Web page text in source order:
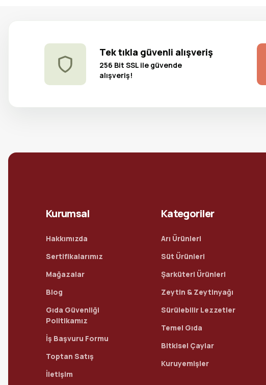
Tek tıkla güvenli alışveriş
256 Bit SSL ile güvende
alışveriş!
Kurumsal
Hakkımızda
Sertifikalarımız
Mağazalar
Blog
Gıda Güvenliği
Politikamız
İş Başvuru Formu
Toptan Satış
İletişim
Kategoriler
Arı Ürünleri
Süt Ürünleri
Şarküteri Ürünleri
Zeytin & Zeytinyağı
Sürülebilir Lezzetler
Temel Gıda
Bitkisel Çaylar
Kuruyemişler